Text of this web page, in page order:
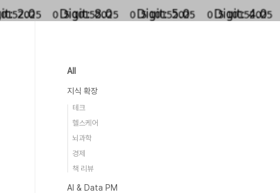
All
지식 확장
테크
헬스케어
뇌과학
경제
책 리뷰
AI & Data PM